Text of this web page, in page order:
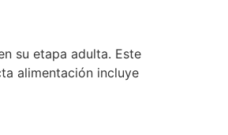
su etapa adulta. Este
alimentación incluye